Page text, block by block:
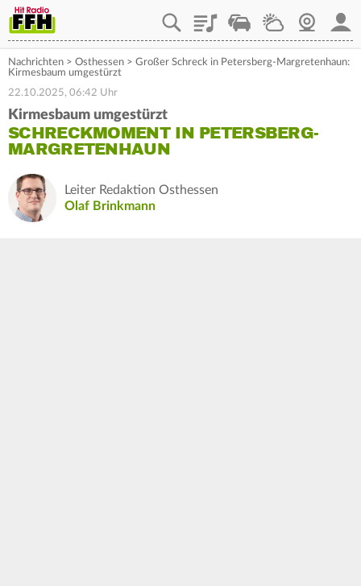
PlaylistStaupilotWetterWebcam
Nachrichten > Osthessen > Großer Schreck in Petersberg-Margretenhaun:
Kirmesbaum umgestürzt
22.10.2025, 06:42 Uhr
Kirmesbaum umgestürzt
SCHRECKMOMENT IN PETERSBERG-
MARGRETENHAUN
Leiter Redaktion Osthessen
Olaf Brinkmann